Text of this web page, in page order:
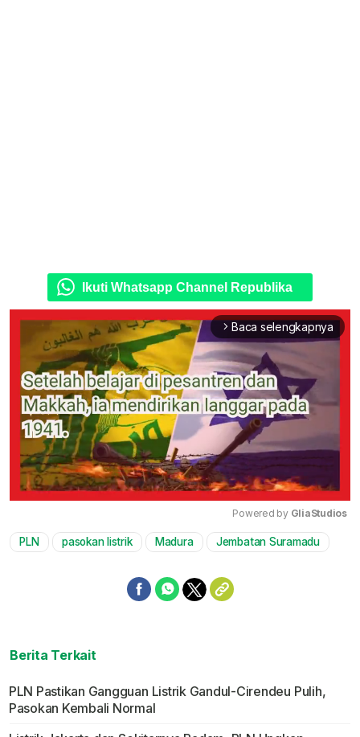
Ikuti Whatsapp Channel Republika
arrow_forward_ios Baca selengkapnya
Mute
Powered by GliaStudios
PLN pasokan listrik Madura Jembatan Suramadu
Berita Terkait
PLN Pastikan Gangguan Listrik Gandul-Cirendeu Pulih,
Pasokan Kembali Normal